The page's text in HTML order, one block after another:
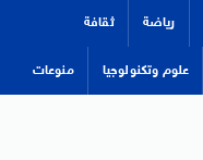
رياضة ثقافة
علوم وتكنولوجيا منوعات